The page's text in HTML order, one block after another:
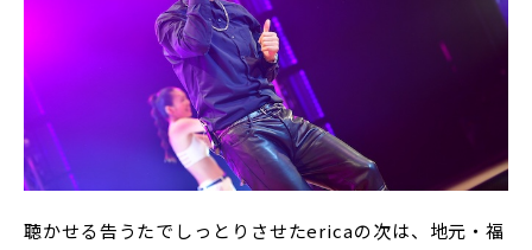
聴かせる告うたでしっとりさせたericaの次は、地元・福